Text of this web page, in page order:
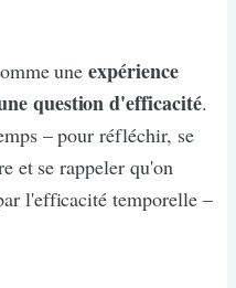
uneexpérience
question d'efficacité.
– pour réfléchir, se
et se rappeler qu'on
l'efficacité temporelle –